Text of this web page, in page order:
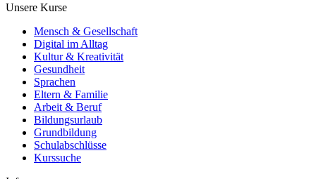
Unsere Kurse
Mensch & Gesellschaft
Digital im Alltag
Kultur & Kreativität
Gesundheit
Sprachen
Eltern & Familie
Arbeit & Beruf
Bildungsurlaub
Grundbildung
Schulabschlüsse
Kurssuche